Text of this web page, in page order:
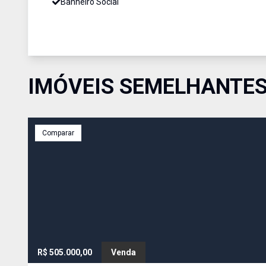
IMÓVEIS
Comparar
R$ 505.000,00 Venda